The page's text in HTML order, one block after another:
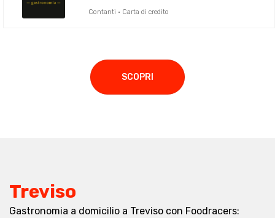
Contanti · Carta di credito
SCOPRI
Treviso
Gastronomia a domicilio a Treviso con Foodracers: